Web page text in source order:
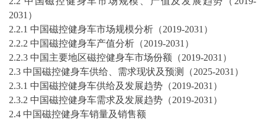
2031 ）
2.2.1 中国磁控健身车市场规模分析（2019-2031 ）
2.2.2 中国磁控健身车产值分析（2019-2031 ）
2.2.3 中国主要地区磁控健身车市场份额（2019-2031 ）
2.3 中国磁控健身车供给、需求现状及预测（2025-2031 ）
2.3.1 中国磁控健身车供给及发展趋势（2019-2031 ）
2.3.2 中国磁控健身车需求及发展趋势（2019-2031 ）
2.4 中国磁控健身车销量及销售额